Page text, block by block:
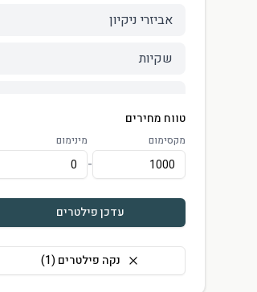
אביזרי ניקיון
שקיות
אלבדים
כוסות וגביעי אחסון
צלחות וסכו"ם
תבניות אלומיניום
טווח מחירים
מקסימום
-
מינימום
עדכן פילטרים
נקה פילטרים (1
)